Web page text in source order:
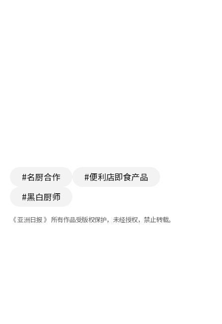
#名厨合作
#便利店即食产品
#黑白厨师
《 亚洲日报 》 所有作品受版权保护，未经授权，禁止转载。